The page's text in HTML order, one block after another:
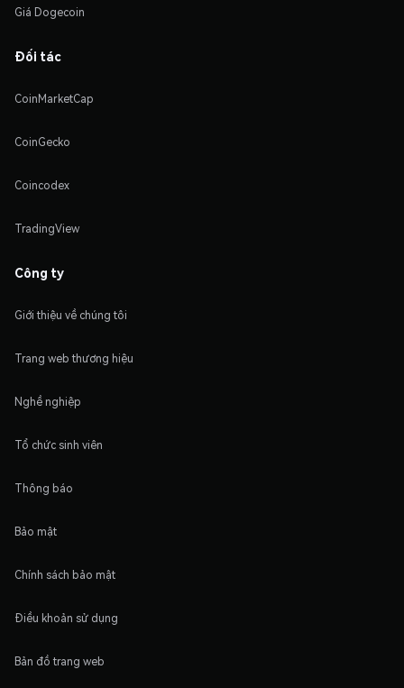
Giá Dogecoin
Đối tác
CoinMarketCap
CoinGecko
Coincodex
TradingView
Công ty
Giới thiệu về chúng tôi
Trang web thương hiệu
Nghề nghiệp
Tổ chức sinh viên
Thông báo
Bảo mật
Chính sách bảo mật
Điều khoản sử dụng
Bản đồ trang web